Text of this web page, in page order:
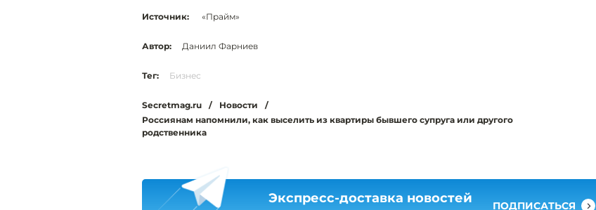
Источник: «Прайм»
Автор: Даниил Фарниев
Тег: Бизнес
Secretmag.ru / Новости
/
Россиянам напомнили, как выселить из квартиры бывшего супруга или другого
родственника
Экспресс-доставка новостей
ПОДПИСАТЬСЯ